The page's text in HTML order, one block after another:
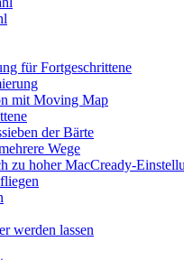
für Fortgeschrittene
mit Moving Map
der Bärte
Wege
zu hoher MacCready-
werden lassen